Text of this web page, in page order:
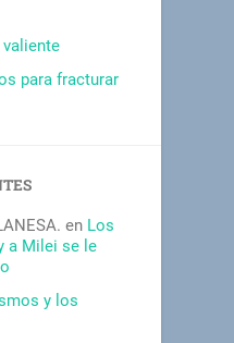
para fracturar
en Los
a Milei se le
y los